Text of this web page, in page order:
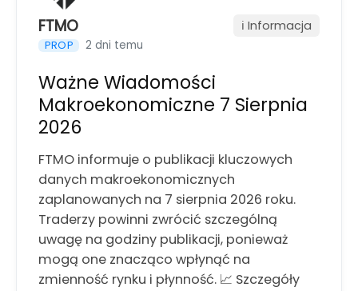
FTMO
PROP 2 dni temu
ℹ️ Informacja
Ważne Wiadomości
Makroekonomiczne 7 Sierpnia
2026
FTMO informuje o publikacji kluczowych
danych makroekonomicznych
zaplanowanych na 7 sierpnia 2026 roku.
Traderzy powinni zwrócić szczególną
uwagę na godziny publikacji, ponieważ
mogą one znacząco wpłynąć na
zmienność rynku i płynność. 📈 Szczegóły